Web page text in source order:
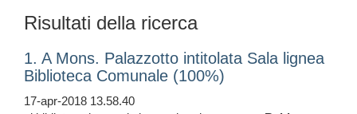
Risultati della ricerca
1. A Mons. Palazzotto intitolata Sala lignea
Biblioteca Comunale (100%)
17-apr-2018 13.58.40